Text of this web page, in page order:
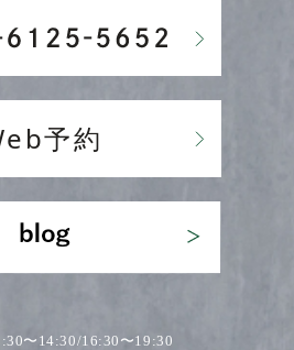
〜14:30/16:30〜19:30